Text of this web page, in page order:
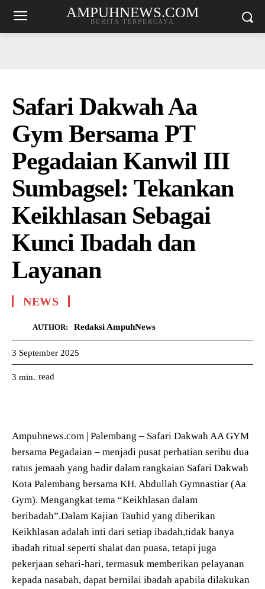
AMPUHNEWS.COM
BERITA TERPERCAYA
Safari Dakwah Aa
Gym Bersama PT
Pegadaian Kanwil III
Sumbagsel: Tekankan
Keikhlasan Sebagai
Kunci Ibadah dan
Layanan
NEWS
AUTHOR: Redaksi AmpuhNews
3 September 2025
3 min. read
Ampuhnews.com | Palembang – Safari Dakwah AA GYM
bersama Pegadaian – menjadi pusat perhatian seribu dua
ratus jemaah yang hadir dalam rangkaian Safari Dakwah
Kota Palembang bersama KH. Abdullah Gymnastiar (Aa
Gym). Mengangkat tema “Keikhlasan dalam
beribadah”.Dalam Kajian Tauhid yang diberikan
Keikhlasan adalah inti dari setiap ibadah,tidak hanya
ibadah ritual seperti shalat dan puasa, tetapi juga
pekerjaan sehari-hari, termasuk memberikan pelayanan
kepada nasabah, dapat bernilai ibadah apabila dilakukan